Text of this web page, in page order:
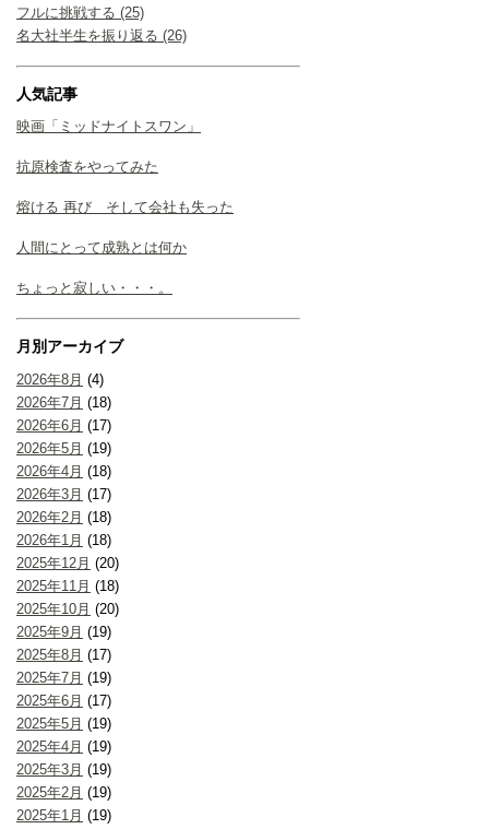
フルに挑戦する (25)
名大社半生を振り返る (26)
人気記事
映画「ミッドナイトスワン」
抗原検査をやってみた
熔ける 再び そして会社も失った
人間にとって成熟とは何か
ちょっと寂しい・・・。
月別アーカイブ
2026年8月 (4)
2026年7月 (18)
2026年6月 (17)
2026年5月 (19)
2026年4月 (18)
2026年3月 (17)
2026年2月 (18)
2026年1月 (18)
2025年12月 (20)
2025年11月 (18)
2025年10月 (20)
2025年9月 (19)
2025年8月 (17)
2025年7月 (19)
2025年6月 (17)
2025年5月 (19)
2025年4月 (19)
2025年3月 (19)
2025年2月 (19)
2025年1月 (19)